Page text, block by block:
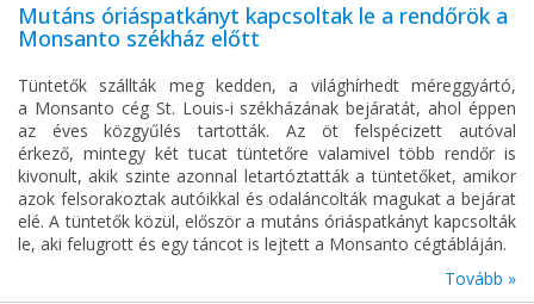
Mutáns óriáspatkányt kapcsoltak le a rendőrök a
Monsanto székház előtt
Tüntetők szállták meg kedden, a világhírhedt méreggyártó,
a Monsanto cég St. Louis-i székházának bejáratát, ahol éppen
az éves közgyűlés tartották. Az öt felspécizett autóval
érkező, mintegy két tucat tüntetőre valamivel több rendőr is
kivonult, akik szinte azonnal letartóztatták a tüntetőket, amikor
azok felsorakoztak autóikkal és odaláncolták magukat a bejárat
elé. A tüntetők közül, először a mutáns óriáspatkányt kapcsolták
le, aki felugrott és egy táncot is lejtett a Monsanto cégtábláján.
Tovább »